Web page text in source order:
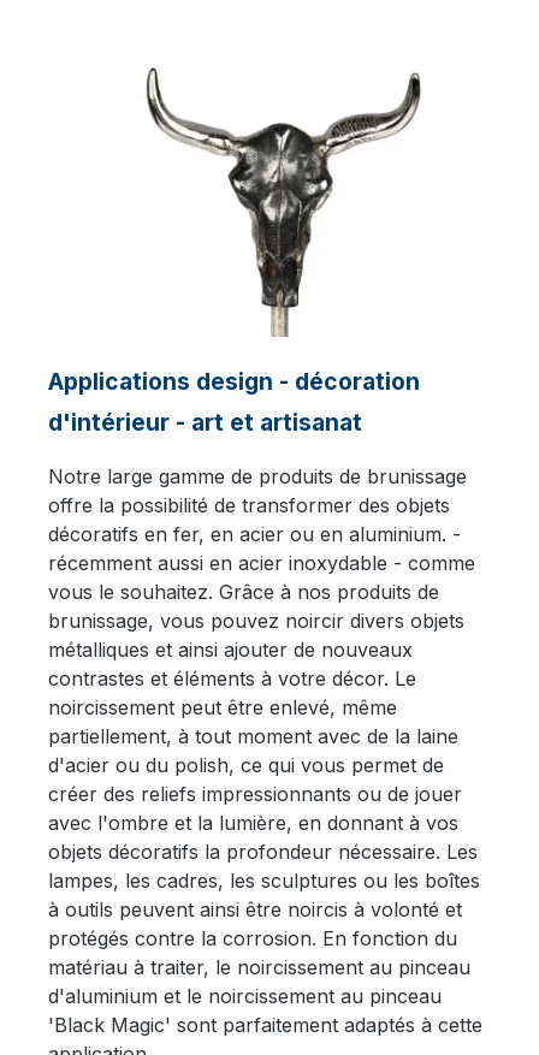
Applications design - décoration
d'intérieur - art et artisanat
Notre large gamme de produits de brunissage
offre la possibilité de transformer des objets
décoratifs en fer, en acier ou en aluminium. -
récemment aussi en acier inoxydable - comme
vous le souhaitez. Grâce à nos produits de
brunissage, vous pouvez noircir divers objets
métalliques et ainsi ajouter de nouveaux
contrastes et éléments à votre décor. Le
noircissement peut être enlevé, même
partiellement, à tout moment avec de la laine
d'acier ou du polish, ce qui vous permet de
créer des reliefs impressionnants ou de jouer
avec l'ombre et la lumière, en donnant à vos
objets décoratifs la profondeur nécessaire. Les
lampes, les cadres, les sculptures ou les boîtes
à outils peuvent ainsi être noircis à volonté et
protégés contre la corrosion. En fonction du
matériau à traiter, le noircissement au pinceau
d'aluminium et le noircissement au pinceau
'Black Magic' sont parfaitement adaptés à cette